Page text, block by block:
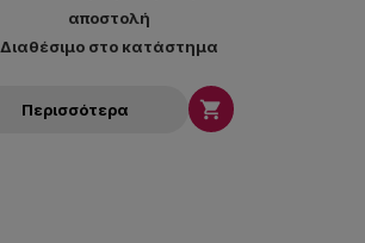
αποστολή
Διαθέσιμο στο κατάστημα
Περισσότερα 